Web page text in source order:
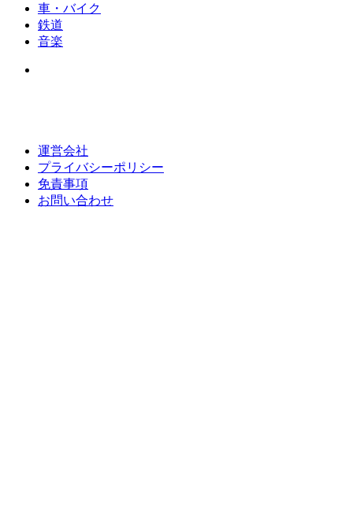
車・バイク
鉄道
音楽
運営会社
プライバシーポリシー
免責事項
お問い合わせ